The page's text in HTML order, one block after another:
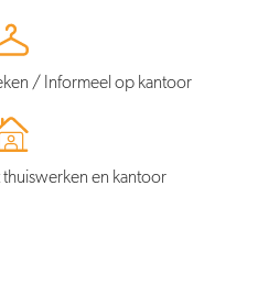
/ Informeel op kantoor
en kantoor